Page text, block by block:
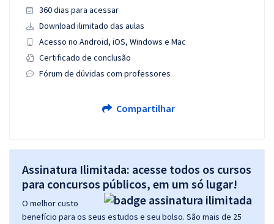
360 dias para acessar
Download ilimitado das aulas
Acesso no Android, iOS, Windows e Mac
Certificado de conclusão
Fórum de dúvidas com professores
Compartilhar
Assinatura Ilimitada: acesse todos os cursos
para concursos públicos, em um só lugar!
O melhor custo
benefício para os seus estudos e seu bolso. São mais de 25